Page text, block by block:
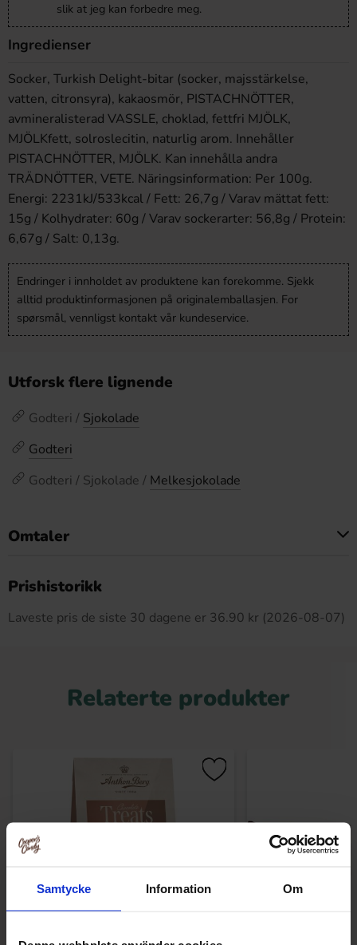
Samtycke Information Om
slik at jeg kan forbedre meg.
Ingredienser
Socker, Turkish Delight-bitar (socker, majsstärkelse,
vatten, citronsyra), kakaosmör, PISTACHNÖTTER,
avmineralisterad VASSLE, choklad, fettfri MJÖLK,
MJÖLKfett, solroslecitin, naturlig arom. Innehåller
PISTACHNÖTTER, MJÖLK. Kan innehålla andra
TRÄDNÖTTER, VETE. Näringsinformation: Per 100g.
Energi: 2231kJ/533kcal / Fett: 26,7g / Varav mättat fett:
15g / Kolhydrater: 60g / Varav sockerarter: 56,8g / Protein:
6,67g / Salt: 0,13g.
Endringer i innholdet av produktene kan forekomme. Sjekk
alltid produktinformasjonen på originalemballasjen. For
spørsmål, vennligst kontakt vår kundeservice.
Utforsk flere lignende
Godteri / Sjokolade
Godteri
Godteri / Sjokolade / Melkesjokolade
Omtaler
Prishistorikk
Laveste pris de siste 30 dagene er 36.90 kr (2026-08-07)
Relaterte produkter